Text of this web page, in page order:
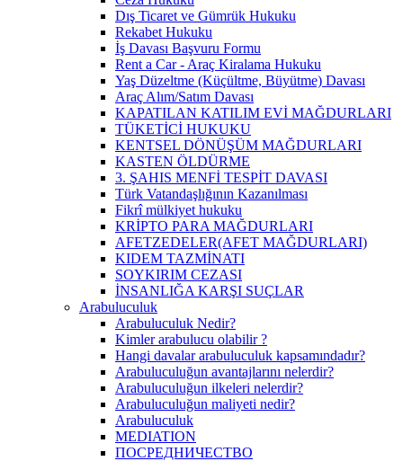
Dış Ticaret ve Gümrük Hukuku
Rekabet Hukuku
İş Davası Başvuru Formu
Rent a Car - Araç Kiralama Hukuku
Yaş Düzeltme (Küçültme, Büyütme) Davası
Araç Alım/Satım Davası
KAPATILAN KATILIM EVİ MAĞDURLARI
TÜKETİCİ HUKUKU
KENTSEL DÖNÜŞÜM MAĞDURLARI
KASTEN ÖLDÜRME
3. ŞAHIS MENFİ TESPİT DAVASI
Türk Vatandaşlığının Kazanılması
Fikrî mülkiyet hukuku
KRİPTO PARA MAĞDURLARI
AFETZEDELER(AFET MAĞDURLARI)
KIDEM TAZMİNATI
SOYKIRIM CEZASI
İNSANLIĞA KARŞI SUÇLAR
Arabuluculuk
Arabuluculuk Nedir?
Kimler arabulucu olabilir ?
Hangi davalar arabuluculuk kapsamındadır?
Arabuluculuğun avantajlarını nelerdir?
Arabuluculuğun ilkeleri nelerdir?
Arabuluculuğun maliyeti nedir?
Arabuluculuk
MEDIATION
ПОСРЕДНИЧЕСТВО